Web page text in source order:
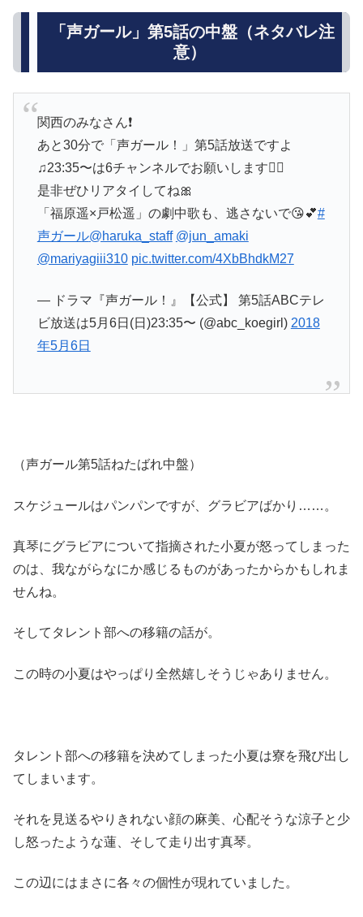
「声ガール」第5話の中盤（ネタバレ注
意）
関西のみなさん❗
あと30分で「声ガール！」第5話放送ですよ
♫23:35〜は6チャンネルでお願いします🙇‍♀️
是非ぜひリアタイしてね🎀
「福原遥×戸松遥」の劇中歌も、逃さないで😘💕#
声ガール@haruka_staff @jun_amaki
@mariyagiii310 pic.twitter.com/4XbBhdkM27
— ドラマ『声ガール！』【公式】 第5話ABCテレ
ビ放送は5月6日(日)23:35〜 (@abc_koegirl) 2018
年5月6日
（声ガール第5話ねたばれ中盤）
スケジュールはパンパンですが、グラビアばかり……。
真琴にグラビアについて指摘された小夏が怒ってしまった
のは、我ながらなにか感じるものがあったからかもしれま
せんね。
そしてタレント部への移籍の話が。
この時の小夏はやっぱり全然嬉しそうじゃありません。
タレント部への移籍を決めてしまった小夏は寮を飛び出し
てしまいます。
それを見送るやりきれない顔の麻美、心配そうな涼子と少
し怒ったような蓮、そして走り出す真琴。
この辺にはまさに各々の個性が現れていました。